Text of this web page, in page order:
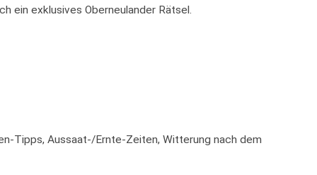
ein exklusives Oberneulander Rätsel.
Tipps, Aussaat-/Ernte-Zeiten, Witterung nach dem